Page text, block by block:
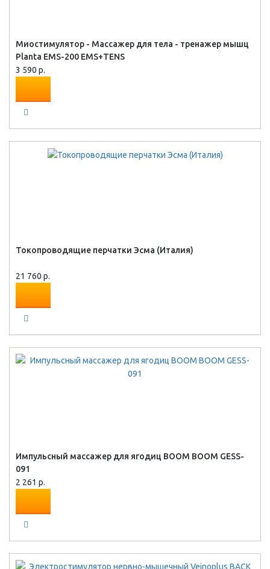
Миостимулятор - Массажер для тела - тренажер мышц
Planta EMS-200 EMS+TENS
3 590 р.
Токопроводящие перчатки Эсма (Италия)
21 760 р.
Импульсный массажер для ягодиц BOOM BOOM GESS-
091
2 261 р.